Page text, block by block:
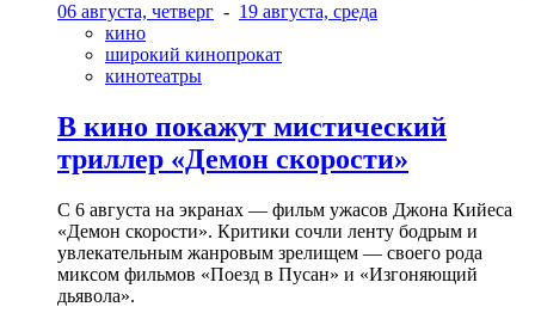
06 августа, четверг - 19 августа, среда
кино
широкий кинопрокат
кинотеатры
В кино покажут мистический
триллер «Демон скорости»
С 6 августа на экранах — фильм ужасов Джона Кийеса
«Демон скорости». Критики сочли ленту бодрым и
увлекательным жанровым зрелищeм — своего рода
миксом фильмов «Поезд в Пусан» и «Изгоняющий
дьявола».